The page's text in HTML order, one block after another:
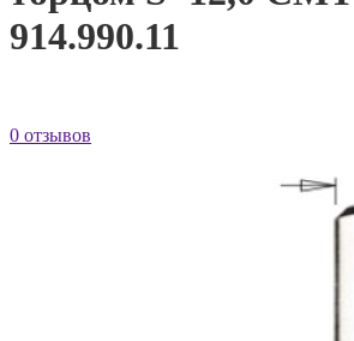
914.990.11
0 отзывов